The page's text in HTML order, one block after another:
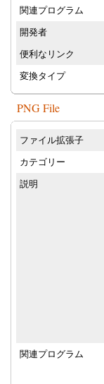
関連プログラム
開発者
便利なリンク
変換タイプ
PNG File
ファイル拡張子
カテゴリー
説明
関連プログラム